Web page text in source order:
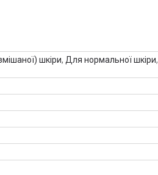
шкіри, Для нормальної шкіри,